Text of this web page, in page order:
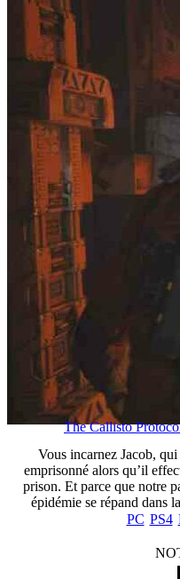
The Callisto
Vous incarnez Jacob,
emprisonné alors qu’il
prison. Et parce que notre
épidémie se répand dans
PC PS4